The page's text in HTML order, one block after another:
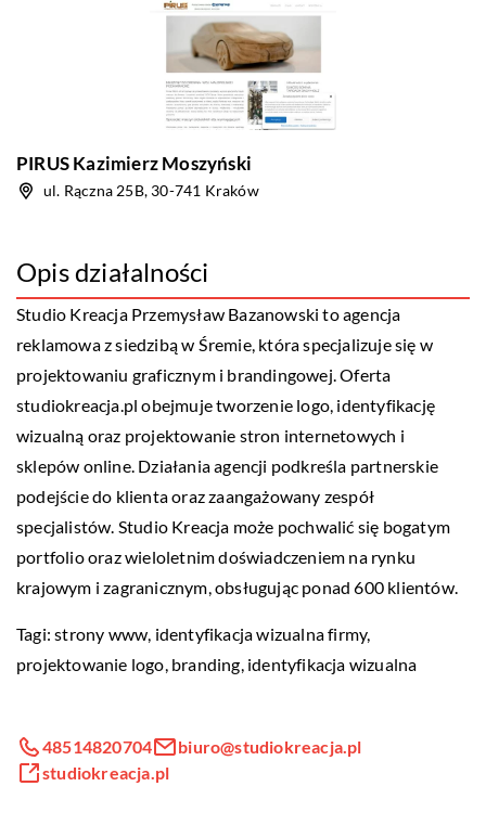
PIRUS Kazimierz Moszyński
ul. Rączna 25B, 30-741 Kraków
Opis działalności
Studio Kreacja Przemysław Bazanowski to agencja
reklamowa z siedzibą w Śremie, która specjalizuje się w
projektowaniu graficznym i brandingowej. Oferta
studiokreacja.pl obejmuje tworzenie logo, identyfikację
wizualną oraz projektowanie stron internetowych i
sklepów online. Działania agencji podkreśla partnerskie
podejście do klienta oraz zaangażowany zespół
specjalistów. Studio Kreacja może pochwalić się bogatym
portfolio oraz wieloletnim doświadczeniem na rynku
krajowym i zagranicznym, obsługując ponad 600 klientów.
Tagi: strony www, identyfikacja wizualna firmy,
projektowanie logo, branding, identyfikacja wizualna
48514820704
biuro@studiokreacja.pl
studiokreacja.pl